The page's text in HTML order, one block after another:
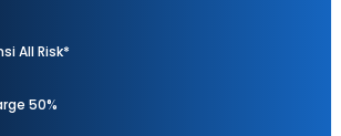
All Risk*
50%